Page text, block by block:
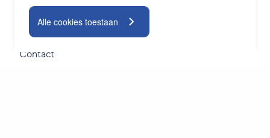
Alle cookies toestaan
24/7 Servicedesk
TeamViewer
Contact